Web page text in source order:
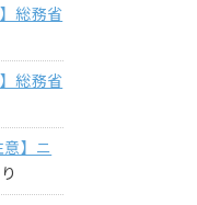
総務省
総務省
】ニ